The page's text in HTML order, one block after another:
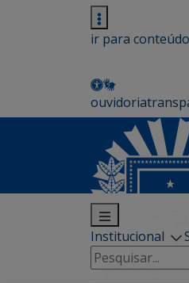
ir para conteúdo
ouvidoria
Institucional
Pesquisar
por: